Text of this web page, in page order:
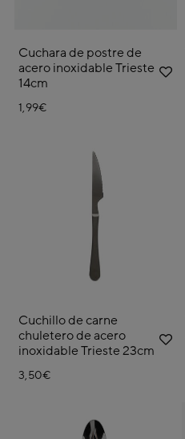
Cuchara de postre de
acero inoxidable Trieste
14cm
1,99€
Cuchillo de carne
chuletero de acero
inoxidable Trieste 23cm
3,50€